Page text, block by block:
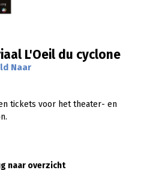
L'Oeil du cyclone
Naar
tickets voor het theater- en
naar overzicht